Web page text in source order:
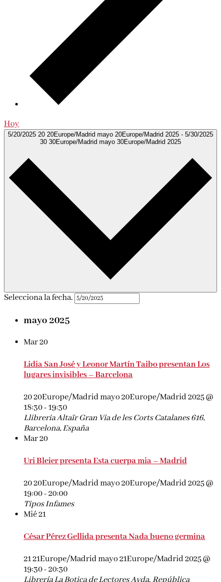
Hoy
5/20/2025 20 20Europe/Madrid mayo 20Europe/Madrid 2025 - 5/30/2025
30 30Europe/Madrid mayo 30Europe/Madrid 2025
Selecciona la fecha.
mayo 2025
Mar20
Lidia San José y Leonor Martín Taibo presentan Los
lugares invisibles – Barcelona
20 20Europe/Madrid mayo 20Europe/Madrid 2025 @
18:30-19:30
Llibreria AltaïrGran Via de les Corts Catalanes 616,
Barcelona, España
Mar20
Uri Bleier presenta Esta cuerpa mia – Madrid
20 20Europe/Madrid mayo 20Europe/Madrid 2025 @
19:00-20:00
Tipos Infames
Mié21
César Pérez Gellida presenta Nada bueno germina
21 21Europe/Madrid mayo 21Europe/Madrid 2025 @
19:30-20:30
Librería La Botica de LectoresAvda. República